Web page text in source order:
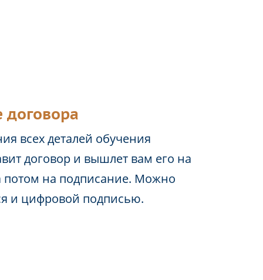
договора
всех деталей обучения
договор и вышлет вам его на
потом на подписание. Можно
и цифровой подписью.